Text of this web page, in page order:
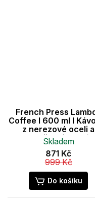
French Press
Coffee I 600 ml I
z nerezové oceli a
dvojitou izolací
Skladem
871 Kč
999 Kč
Do košíku